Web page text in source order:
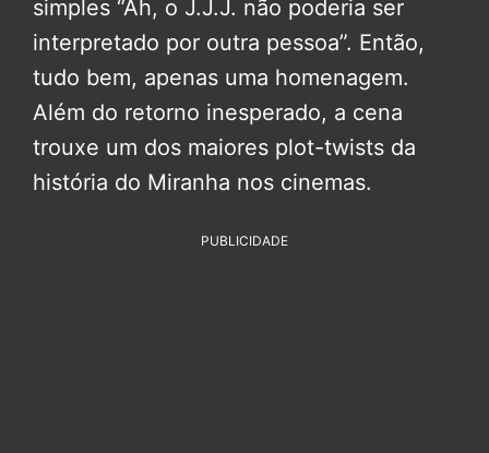
simples “Ah, o J.J.J. não poderia ser
interpretado por outra pessoa”. Então,
tudo bem, apenas uma homenagem.
Além do retorno inesperado, a cena
trouxe um dos maiores plot-twists da
história do Miranha nos cinemas.
PUBLICIDADE